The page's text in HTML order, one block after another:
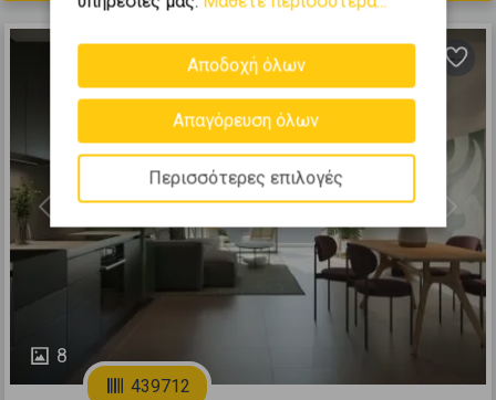
8
Previous Next
439712
Αποδοχή όλων
Απαγόρευση όλων
Περισσότερες επιλογές